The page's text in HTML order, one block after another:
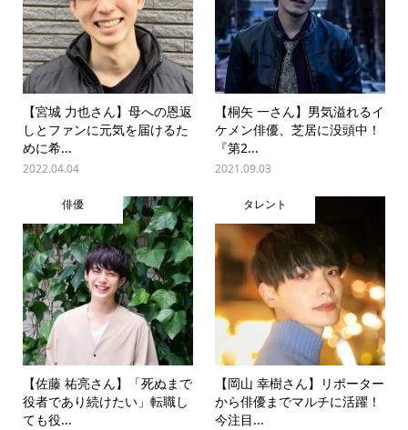
【宮城 力也さん】母への恩返
しとファンに元気を届けるた
めに希...
2022.04.04
【桐矢 一さん】男気溢れるイ
ケメン俳優、芝居に没頭中！
『第2...
2021.09.03
俳優
【佐藤 祐亮さん】「死ぬまで
役者であり続けたい」転職し
ても役...
タレント
【岡山 幸樹さん】リポーター
から俳優までマルチに活躍！
今注目...